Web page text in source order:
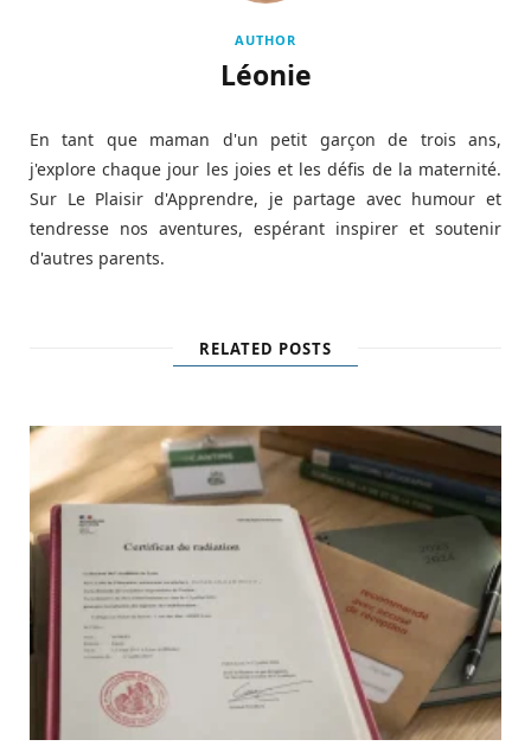
AUTHOR
Léonie
En tant que maman d'un petit garçon de trois ans,
j'explore chaque jour les joies et les défis de la maternité.
Sur Le Plaisir d'Apprendre, je partage avec humour et
tendresse nos aventures, espérant inspirer et soutenir
d'autres parents.
RELATED POSTS